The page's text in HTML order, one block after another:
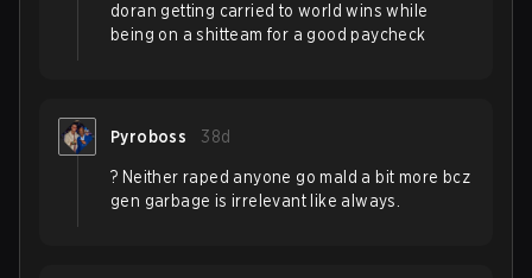
doran getting carried to world wins while
being on a shitteam for a good paycheck
Pyroboss 38d
? Neither raped anyone go mald a bit more bcz
gen garbage is irrelevant like always.